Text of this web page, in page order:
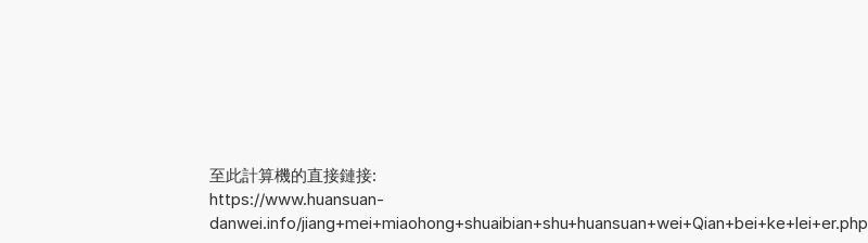
至此計算機的直接鏈接:
https://www.huansuan-
danwei.info/jiang+mei+miaohong+shuaibian+shu+huansuan+wei+Qian+bei+ke+lei+er.php